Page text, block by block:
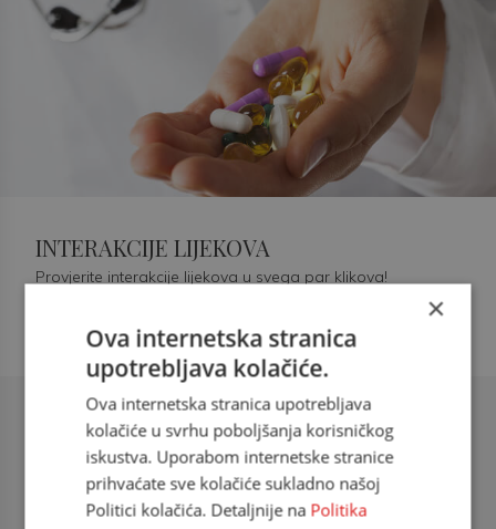
Šećerna bolest tip 2 = kardiovaskularna
doc. dr. sc. Višnja Kokić Maleš,
dr.med., specijalististica
INTERAKCIJE LIJEKOVA
Provjerite interakcije lijekova u svega par klikova!
×
Ova internetska stranica
upotrebljava kolačiće.
Ova internetska stranica upotrebljava
kolačiće u svrhu poboljšanja korisničkog
iskustva. Uporabom internetske stranice
prihvaćate sve kolačiće sukladno našoj
Politici kolačića. Detaljnije na Politika